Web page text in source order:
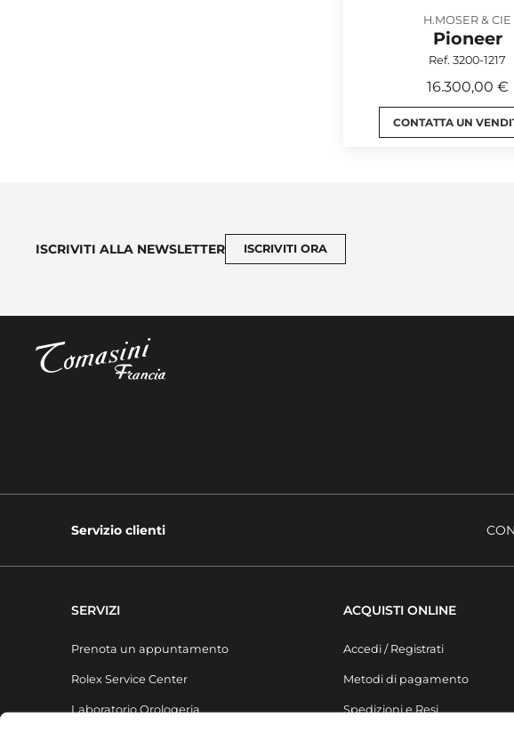
H.MOSER & CIE
Pioneer
Ref. 3200-1217
16.300,00 €
CONTATTA UN
ISCRIVITI ALLA NEWSLETTER ISCRIVITI ORA
Servizio clienti
SERVIZI
Prenota un appuntamento
Rolex Service Center
Laboratorio Orologeria
ACQUISTI ONLINE
Accedi / Registrati
Metodi di pagamento
Spedizioni e Resi